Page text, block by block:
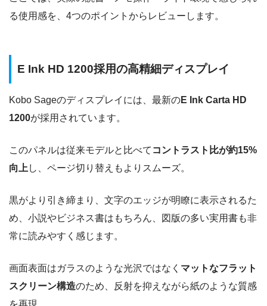
る使用感を、4つのポイントからレビューします。
E Ink HD 1200採用の高精細ディスプレイ
Kobo Sageのディスプレイには、最新のE Ink Carta HD
1200が採用されています。
このパネルは従来モデルと比べて コントラスト比が約15%
向上 し、ページ切り替えもよりスムーズ。
黒がより引き締まり、文字のエッジが明瞭に表示されるた
め、小説やビジネス書はもちろん、図版の多い実用書も非
常に読みやすく感じます。
画面表面はガラスのような光沢ではなく マットなフラット
スクリーン構造のため、反射を抑えながら紙のような質感